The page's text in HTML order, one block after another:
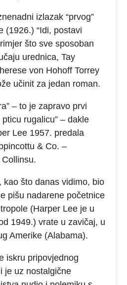
izlazak “prvog”
(1926.) “Idi, postavi
što sve sposoban
urednica, Tay
von Hohoff Torrey
učinit za jedan roman.
– to je zapravo prvi
rugalicu” – dakle
Lee 1957. predala
& Co. –
kao što danas vidimo, bio
pišu nadarene početnice
(Harper Lee je u
1949.) vrate u zavičaj, u
Amerike (Alabama).
iskru pripovjednog
je uz nostalgične